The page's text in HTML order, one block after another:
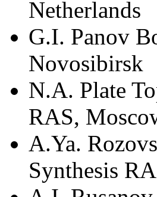
Netherlands
G.I. Panov
Novosibirsk
N.A. Plate
RAS,
A.Ya.
Synthesis